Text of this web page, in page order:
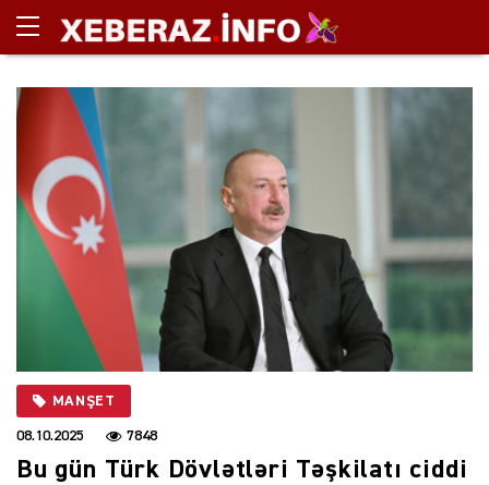
MANŞET
08.10.2025 7848
Bu gün Türk Dövlətləri Təşkilatı ciddi